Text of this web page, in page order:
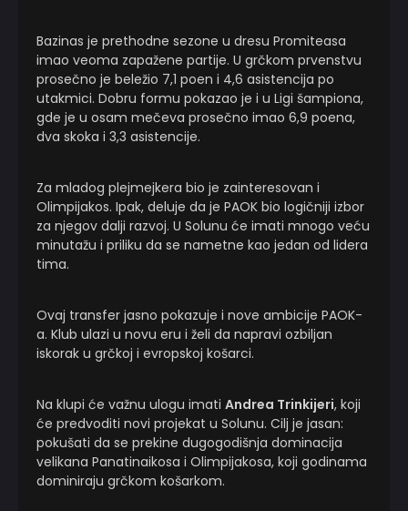
Bazinas je prethodne sezone u dresu Promiteasa
imao veoma zapažene partije. U grčkom prvenstvu
prosečno je beležio 7,1 poen i 4,6 asistencija po
utakmici. Dobru formu pokazao je i u Ligi šampiona,
gde je u osam mečeva prosečno imao 6,9 poena,
dva skoka i 3,3 asistencije.
Za mladog plejmejkera bio je zainteresovan i
Olimpijakos. Ipak, deluje da je PAOK bio logičniji izbor
za njegov dalji razvoj. U Solunu će imati mnogo veću
minutažu i priliku da se nametne kao jedan od lidera
tima.
Ovaj transfer jasno pokazuje i nove ambicije PAOK-
a. Klub ulazi u novu eru i želi da napravi ozbiljan
iskorak u grčkoj i evropskoj košarci.
Na klupi će važnu ulogu imati Andrea Trinkijeri, koji
će predvoditi novi projekat u Solunu. Cilj je jasan:
pokušati da se prekine dugogodišnja dominacija
velikana Panatinaikosa i Olimpijakosa, koji godinama
dominiraju grčkom košarkom.